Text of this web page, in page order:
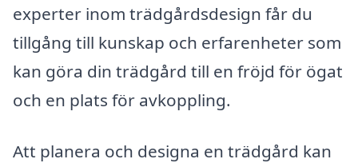
experter inom trädgårdsdesign får du
tillgång till kunskap och erfarenheter som
kan göra din trädgård till en fröjd för ögat
och en plats för avkoppling.
Att planera och designa en trädgård kan